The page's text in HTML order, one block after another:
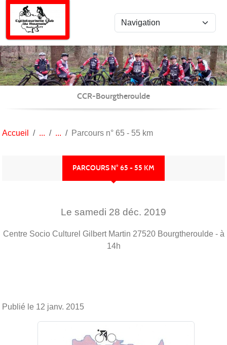
CCR-Bourgtheroulde
Accueil Parcours n° 65 - 55 km
PARCOURS N° 65 - 55 KM
Le samedi 28 déc. 2019
Centre Socio Culturel Gilbert Martin 27520 Bourgtheroulde - à
14h
Publié le 12 janv. 2015
Panneau de gestion des cookies